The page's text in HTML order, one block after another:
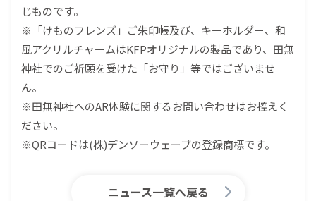
じものです。
※「けものフレンズ」ご朱印帳及び、キーホルダー、和
風アクリルチャームはKFPオリジナルの製品であり、田無
神社でのご祈願を受けた「お守り」等ではございませ
ん。
※田無神社へのAR体験に関するお問い合わせはお控えく
ださい。
※QRコードは(株)デンソーウェーブの登録商標です。
ニュース一覧へ戻る